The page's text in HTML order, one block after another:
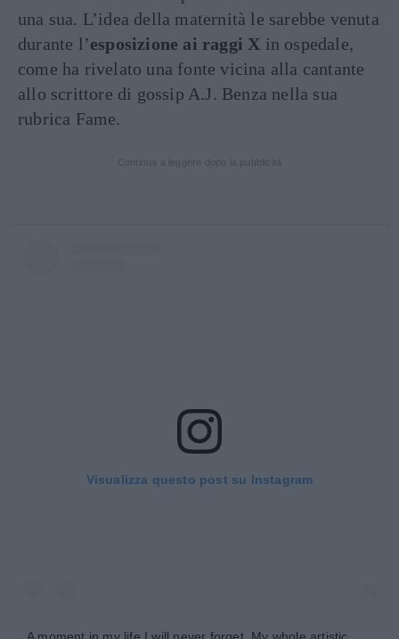
una sua. L’idea della maternità le sarebbe venuta
durante l’esposizione ai raggi X in ospedale,
come ha rivelato una fonte vicina alla cantante
allo scrittore di gossip A.J. Benza nella sua
rubrica Fame.
Visualizza questo post su Instagram